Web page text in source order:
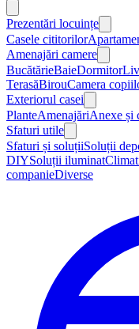
Prezentări locuințe
Casele cititorilor
Amenajări camere
BucătărieBaieDormitor
TerasăBirouCamera
Exteriorul casei
PlanteAmenajăriAnexe și
Sfaturi utile
Sfaturi și soluțiiSoluții
DIYSoluții iluminat
companieDiverse